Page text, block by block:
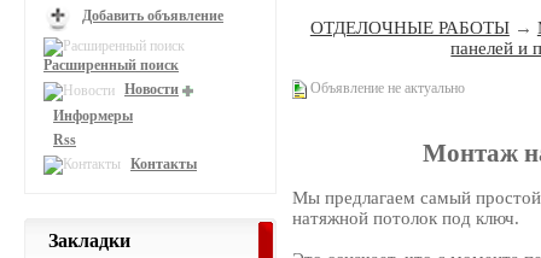
ОТДЕЛОЧНЫЕ РАБОТЫ→
панелей и
Объявление не актуально
Монтаж
Мы предлагаем самый
натяжной потолок под ключ.
Добавить объявление
Расширенный поиск
Новости
Информеры
Rss
Контакты
Закладки